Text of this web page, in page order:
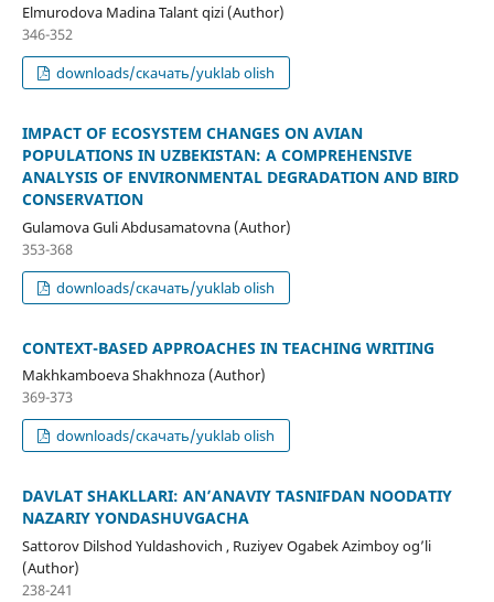
Elmurodova Madina Talant qizi (Author)
346-352
downloads/скачать/yuklab olish
IMPACT OF ECOSYSTEM CHANGES ON AVIAN
POPULATIONS IN UZBEKISTAN: A COMPREHENSIVE
ANALYSIS OF ENVIRONMENTAL DEGRADATION AND BIRD
CONSERVATION
Gulamova Guli Abdusamatovna (Author)
353-368
downloads/скачать/yuklab olish
CONTEXT-BASED APPROACHES IN TEACHING WRITING
Makhkamboeva Shakhnoza (Author)
369-373
downloads/скачать/yuklab olish
DAVLAT SHAKLLARI: AN’ANAVIY TASNIFDAN NOODATIY
NAZARIY YONDASHUVGACHA
Sattorov Dilshod Yuldashovich , Ruziyev Ogabek Azimboy og’li
(Author)
238-241